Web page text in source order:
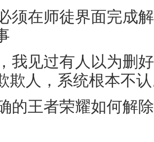
须在师徒界面完成
我见过有人以为删
欺人，系统根本不
的王者荣耀如何解